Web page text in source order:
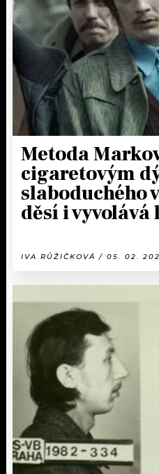
KALENDÁŘ
KVÍZY
VIP
TRENDY
MIX
OSTATNÍ
PROGRAM
PLAYLIST
JAK NALADIT
Metoda
cigaretovým
slaboduchého
děsí i
IVA RŮŽIČKOVÁ / 05. 02.